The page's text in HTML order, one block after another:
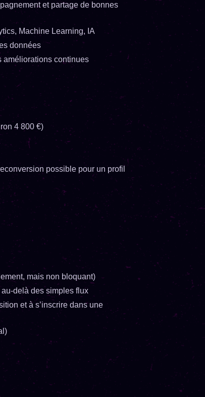
et partage de bonnes
Machine Learning, IA
données
améliorations continues
4 800 €)
possible pour un profil
mais non bloquant)
delà des simples flux
et à s’inscrire dans une